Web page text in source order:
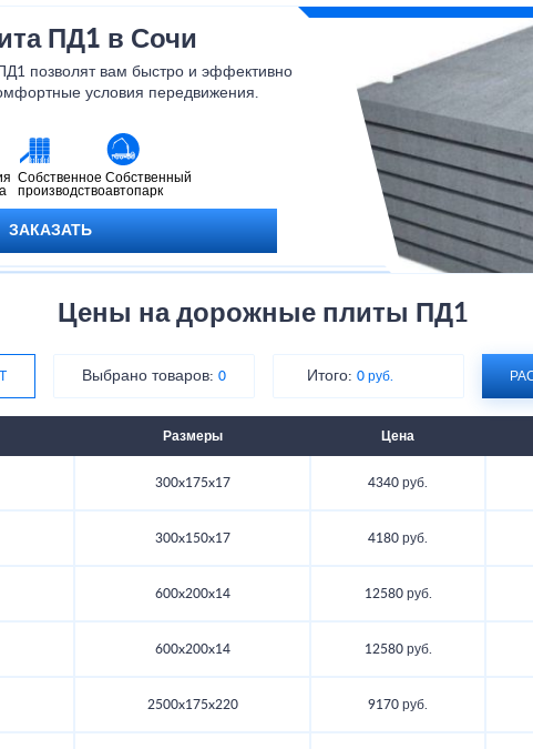
ПД1 в Сочи
позволят вам быстро и эффективно
условия передвижения.
вы получаете гарантированное
цены и качества. Не упустите
вашего города или
наших дорожных плит ПД1!
Собственное
производство
Собственный
автопарк
ЗАКАЗАТЬ
Цены на дорожные плиты ПД1
Выбрано товаров: 0 Итого:0 руб.
Размеры Цена
300x175x17 4340 руб.
300x150x17 4180 руб.
600x200x14 12580 руб.
600x200x14 12580 руб.
2500x175x220 9170 руб.